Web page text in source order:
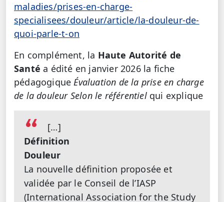
maladies/prises-en-charge-
specialisees/douleur/article/la-douleur-de-
quoi-parle-t-on
En complément, la Haute Autorité de
Santéa édité en janvier 2026 la fiche
pédagogiqueÉvaluation de la prise en charge
de la douleur Selon le référentiel qui explique
[…]
Définition
Douleur
La nouvelle définition proposée et
validée par le Conseil de l’IASP
(International Association for the Study